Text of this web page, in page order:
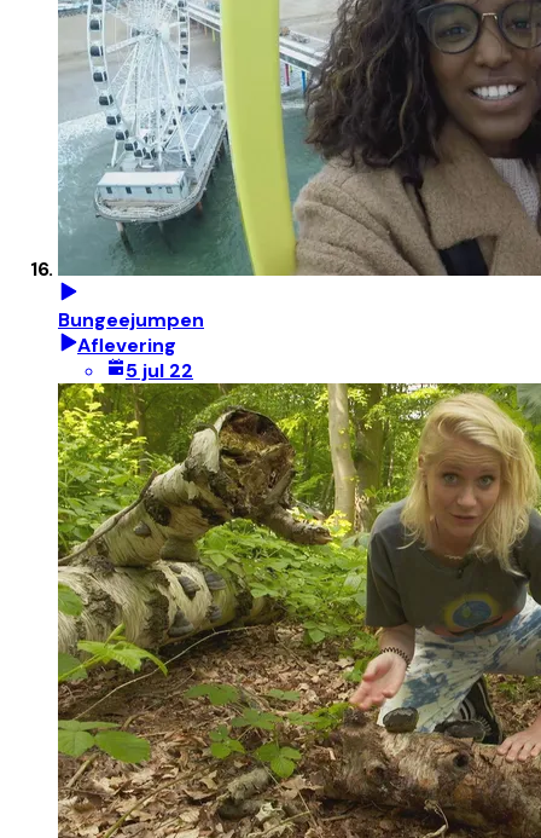
Bungeejumpen
Aflevering
5 jul 22